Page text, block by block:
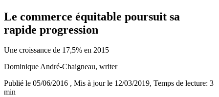
Le commerce équitable poursuit sa
rapide progression
Une croissance de 17,5% en 2015
Dominique André-Chaigneau, writer
Publié le 05/06/2016 , Mis à jour le 12/03/2019, Temps de lecture: 3
min